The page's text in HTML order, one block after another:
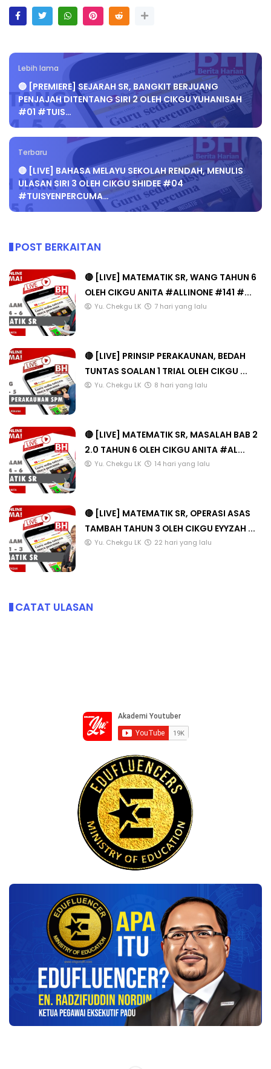
Lebih lama
🔵 [PREMIERE] SEJARAH SR, BANGKIT BERJUANG
PENJAJAH DITENTANG SIRI 2 OLEH CIKGU YUHANISAH
#01 #TUIS…
Terbaru
🔴 [LIVE] BAHASA MELAYU SEKOLAH RENDAH, MENULIS
ULASAN SIRI 3 OLEH CIKGU SHIDEE #04
#TUISYENPERCUMA…
POST BERKAITAN
🔴 [LIVE] MATEMATIK SR, WANG TAHUN 6
OLEH CIKGU ANITA #ALLINONE #141 #...
Yu. Chekgu LK 7 hari yang lalu
🔴 [LIVE] PRINSIP PERAKAUNAN, BEDAH
TUNTAS SOALAN 1 TRIAL OLEH CIKGU ...
Yu. Chekgu LK 8 hari yang lalu
🔴 [LIVE] MATEMATIK SR, MASALAH BAB 2
2.0 TAHUN 6 OLEH CIKGU ANITA #AL...
Yu. Chekgu LK 14 hari yang lalu
🔴 [LIVE] MATEMATIK SR, OPERASI ASAS
TAMBAH TAHUN 3 OLEH CIKGU EYYZAH ...
Yu. Chekgu LK 22 hari yang lalu
CATAT ULASAN